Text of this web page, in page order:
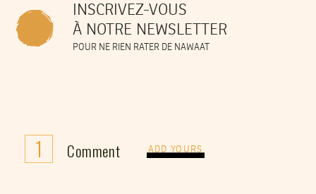
INSCRIVEZ-VOUS
À NOTRE NEWSLETTER
POUR NE RIEN RATER DE NAWAAT
1 Comment ADD YOURS